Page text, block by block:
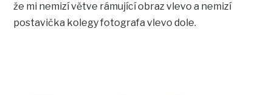
že mi nemizí větve rámující obraz vlevo a nemizí
postavička kolegy fotografa vlevo dole.